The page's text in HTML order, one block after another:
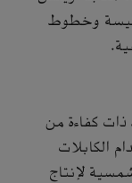
وخطوط
ذات كفاءة من
الكابلات
لإنتاج